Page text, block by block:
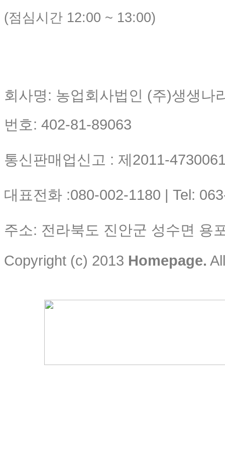
(점심시간 12:00 ~ 13:00)
회사명: 농업회사법인 (주)생생나
번호: 402-81-89063
통신판매업신고 : 제2011-
대표전화 :080-002-1180 | Tel:
주소: 전라북도 진안군 성수면 용
Copyright (c) 2013 Homepage.